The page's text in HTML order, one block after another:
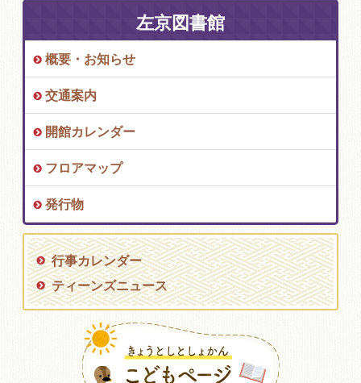
左京図書館
概要・お知らせ
交通案内
開館カレンダー
フロアマップ
発行物
行事カレンダー
ティーンズニュース